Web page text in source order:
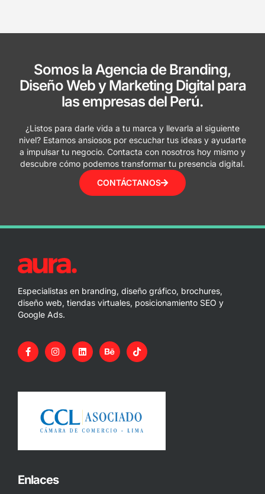
Somos la Agencia de Branding,
Diseño Web y Marketing Digital para
las empresas del Perú.
¿Listos para darle vida a tu marca y llevarla al siguiente
nivel? Estamos ansiosos por escuchar tus ideas y ayudarte
a impulsar tu negocio. Contacta con nosotros hoy mismo y
descubre cómo podemos transformar tu presencia digital.
CONTÁCTANOS
Especialistas en branding, diseño gráfico, brochures,
diseño web, tiendas virtuales, posicionamiento SEO y
Google Ads.
Enlaces